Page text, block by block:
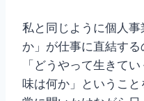
私と同じように個人
か」が仕事に直結する
「どうやって生きて
味は何か」ということ